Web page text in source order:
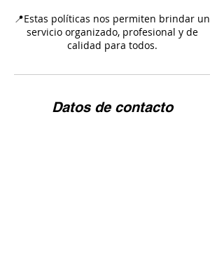
📍Estas políticas nos permiten brindar un
servicio organizado, profesional y de
Datos de contacto